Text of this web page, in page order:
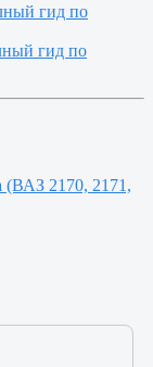
гид по
гид по
(ВАЗ 2170, 2171,